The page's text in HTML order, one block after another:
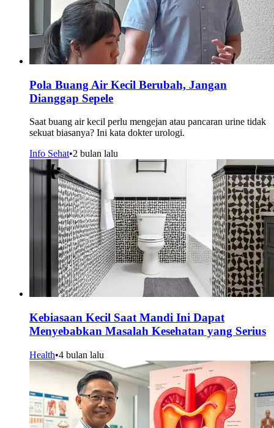
Pola Buang Air Kecil Berubah, Jangan
Dianggap Sepele
Saat buang air kecil perlu mengejan atau pancaran urine tidak
sekuat biasanya? Ini kata dokter urologi.
Info Sehat•2 bulan lalu
Kebiasaan Kecil Saat Mandi Ini Dapat
Menyebabkan Masalah Kesehatan yang Serius
Health•4 bulan lalu